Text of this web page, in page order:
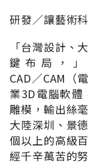
研發∕讓藝術
「台灣設計、
鍵布局，
CAD∕CAM（
業3D電腦軟體
雕模，輸出絲
大陸深圳、景
個以上的高級
經千辛萬苦的努